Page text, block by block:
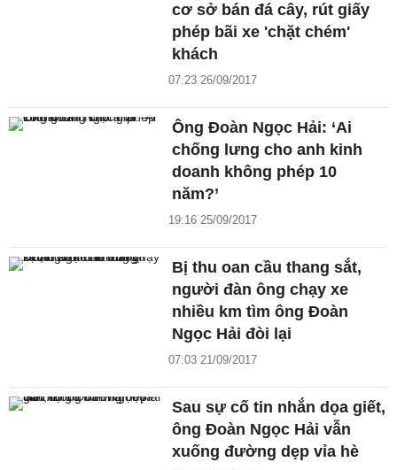
cơ sở bán đá cây, rút giấy
phép bãi xe 'chặt chém'
khách
07:23 26/09/2017
Ông Đoàn Ngọc Hải: ‘Ai
chống lưng cho anh kinh
doanh không phép 10
năm?’
19:16 25/09/2017
Bị thu oan cầu thang sắt,
người đàn ông chạy xe
nhiều km tìm ông Đoàn
Ngọc Hải đòi lại
07:03 21/09/2017
Sau sự cố tin nhắn dọa giết,
ông Đoàn Ngọc Hải vẫn
xuống đường dẹp vỉa hè